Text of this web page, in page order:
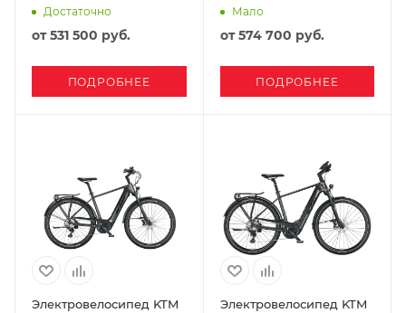
Достаточно
от531 500 руб.
ПОДРОБНЕЕ
Мало
от574 700 руб.
ПОДРОБНЕЕ
Электровелосипед KTM
Электровелосипед KTM